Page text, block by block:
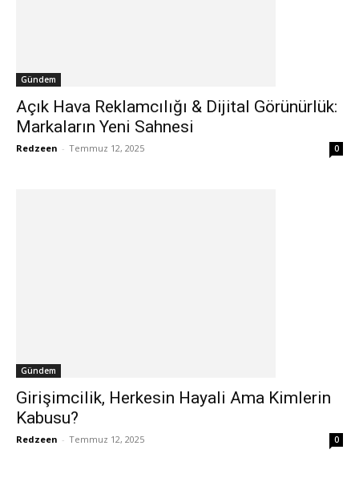
Gündem
Açık Hava Reklamcılığı & Dijital Görünürlük:
Markaların Yeni Sahnesi
Redzeen - Temmuz 12, 2025 0
Gündem
Girişimcilik, Herkesin Hayali Ama Kimlerin
Kabusu?
Redzeen - Temmuz 12, 2025 0